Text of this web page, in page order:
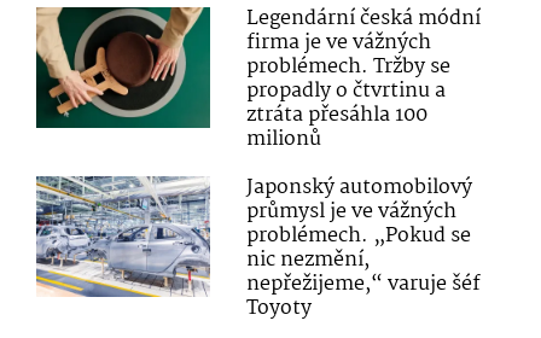
Legendární česká módní
firma je ve vážných
problémech. Tržby se
propadly o čtvrtinu a
ztráta přesáhla 100
milionů
Japonský automobilový
průmysl je ve vážných
problémech. „Pokud se
nic nezmění,
nepřežijeme,“ varuje šéf
Toyoty